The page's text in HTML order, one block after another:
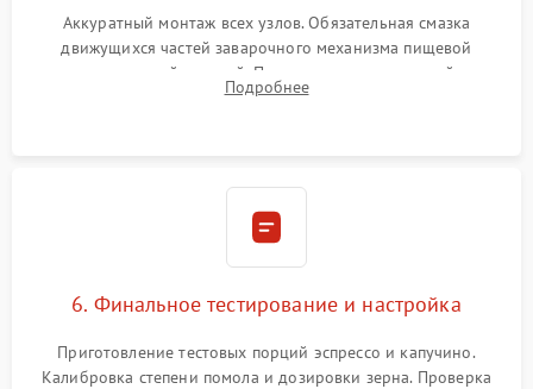
Аккуратный монтаж всех узлов. Обязательная смазка
движущихся частей заварочного механизма пищевой
силиконовой смазкой. Проведение программной
декальцинации и очистки системы от кофейных масел.
Подробнее
6. Финальное тестирование и настройка
Приготовление тестовых порций эспрессо и капучино.
Калибровка степени помола и дозировки зерна. Проверка